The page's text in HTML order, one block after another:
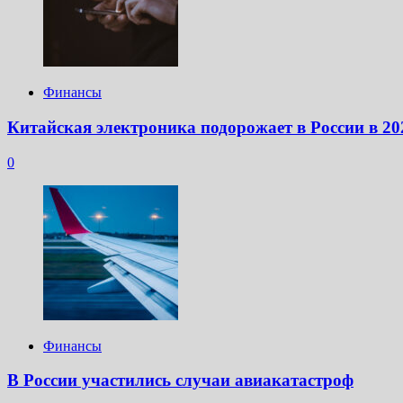
Финансы
Китайская электроника подорожает в России в
0
Финансы
В России участились случаи авиакатастроф